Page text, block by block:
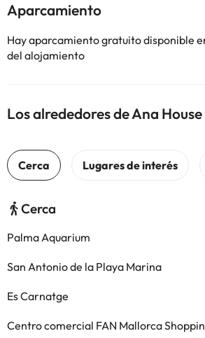
Aparcamiento
Hay aparcamiento gratuito disponible
del alojamiento
Los alrededores de Ana House
Cerca
Palma Aquarium
San Antonio de la Playa Marina
Es Carnatge
Centro comercial FAN Mallorca